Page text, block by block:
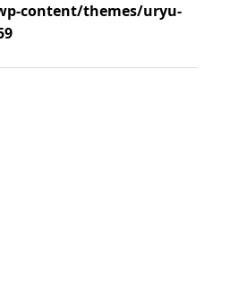
content/themes/uryu-